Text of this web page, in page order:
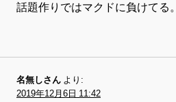
話題作りではマクドに負けてる。
名無しさん より:
2019年12月6日 11:42